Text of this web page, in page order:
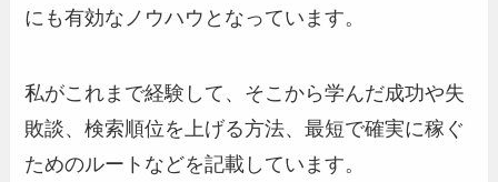
にも有効なノウハウとなっています。
私がこれまで経験して、そこから学んだ成功や失
敗談、検索順位を上げる方法、最短で確実に稼ぐ
ためのルートなどを記載しています。